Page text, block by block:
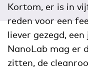
Kortom, er is in
reden voor een
liever gezegd,
NanoLab mag er
zitten, de